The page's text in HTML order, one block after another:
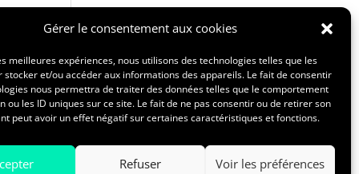
Gérer le consentement aux cookies
meilleures expériences, nous utilisons des technologies telles que les
stocker et/ou accéder aux informations des appareils. Le fait de consentir
nous permettra de traiter des données telles que le comportement
ou les ID uniques sur ce site. Le fait de ne pas consentir ou de retirer son
peut avoir un effet négatif sur certaines caractéristiques et fonctions.
Refuser Voir les préférences